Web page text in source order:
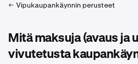
Vipukaupankäynnin perusteet
Mitä maksuja (avaus ja
vivutetusta